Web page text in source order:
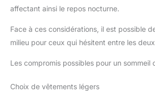
affectant ainsi le repos nocturne.
Face à ces considérations, il est possible
milieu pour ceux qui hésitent entre les
Les compromis possibles pour un sommeil
Choix de vêtements légers